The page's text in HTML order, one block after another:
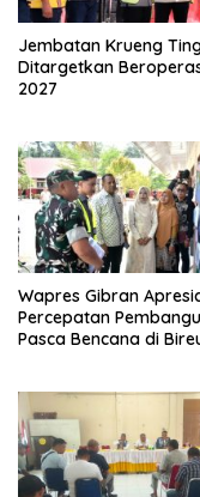
Jembatan Krueng
Ditargetkan
2027
Wapres Gibran
Percepatan
Pasca Bencana di